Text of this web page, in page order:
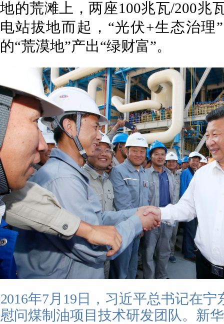
地的荒滩上，两座100兆瓦/200兆
电站拔地而起，“光伏+生态治理
的“荒漠地”产出“绿财富”。
2016年7月19日，习近平总书记在
慰问煤制油项目技术研发团队。新